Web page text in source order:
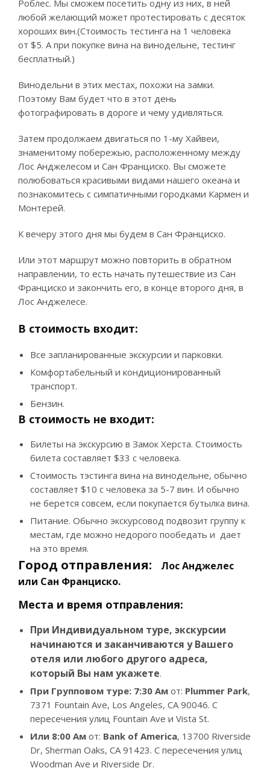
Роблес. Мы сможем посетить одну из них, в ней
любой желающий может протестировать с десяток
хороших вин.(Стоимость тестинга на 1 человека
от $5. А при покупке вина на винодельне, тестинг
бесплатный.)
Винодельни в этих местах, похожи на замки.
Поэтому Вам будет что в этот день
фотографировать в дороге и чему удивляться.
Затем продолжаем двигаться по 1-му Хайвеи,
знаменитому побережью, расположенному между
Лос Анджелесом и Сан Франциско. Вы сможете
полюбоваться красивыми видами нашего океана и
познакомитесь с симпатичными городками Кармен и
Монтерей.
К вечеру этого дня мы будем в Сан Франциско.
Или этот маршрут можно повторить в обратном
направлении, то есть начать путешествие из Сан
Франциско и закончить его, в конце второго дня, в
Лос Анджелесе.
В стоимость входит:
Все запланированные экскурсии и парковки.
Комфортабельный и кондиционированный
транспорт.
Бензин.
В стоимость не входит:
Билеты на экскурсию в Замок Херста. Стоимость
билета составляет $33 с человека.
Стоимость тэстинга вина на винодельне, обычно
составляет $10 с человека за 5-7 вин. И обычно
не берется совсем, если покупается бутылка вина.
Питание. Обычно экскурсовод подвозит группу к
местам, где можно недорого пообедать и дает
на это время.
Город отправления:
Лос Анджелес
или Сан Франциско.
Места и время отправления:
При Индивидуальном туре, экскурсии
начинаются и заканчиваются у Вашего
отеля или любого другого адреса,
который Вы нам укажете.
При Групповом туре: 7:30 Ам от: Plummer Park,
7371 Fountain Ave, Los Angeles, CA 90046. С
пересечения улиц Fountain Ave и Vista St.
Или 8:00 Ам от: Bank of America, 13700 Riverside
Dr, Sherman Oaks, CA 91423. С пересечения улиц
Woodman Ave и Riverside Dr.